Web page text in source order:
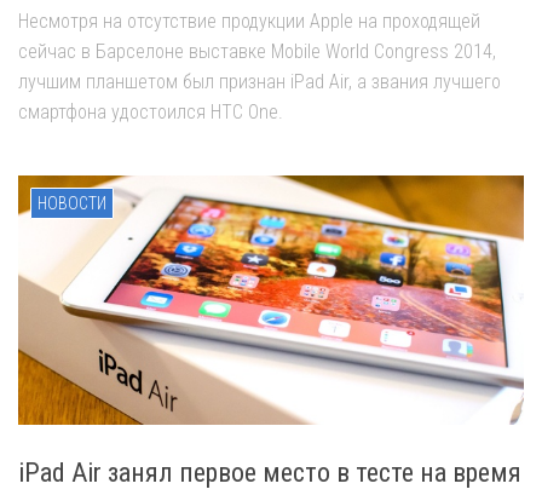
Несмотря на отсутствие продукции Apple на проходящей
сейчас в Барселоне выставке Mobile World Congress 2014,
лучшим планшетом был признан iPad Air, а звания лучшего
смартфона удостоился HTC One.
НОВОСТИ
iPad Air занял первое место в тесте на время